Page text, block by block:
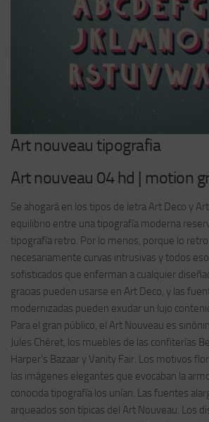
Art nouveau tipografia
Art nouveau 04 hd | motion
Se ahogará en los tipos de letra Art Deco y
equilibrio entre una tipografía moderna
tipografía retro. Por lo menos, porque lo
necesariamente curvas intrusivas y todos
sofisticados que enferman a cualquier
gracias pueden usarse en Art Deco, y las
modernizadas pueden exudar un lujo
Para el gran público, el Art Nouveau es
Jules Chéret, los muebles de las confiterías
Harper’s Bazaar y Vanity Fair. Los motivos
las imágenes elegantes que evocaban la
conocida tipografía los unían. Las fuentes
arqueados son típicas del Art Nouveau. Los